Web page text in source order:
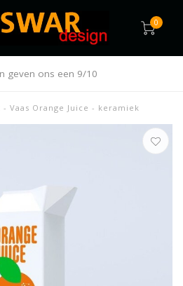
0
geven ons een 9/10
Vaas Orange Juice - keramiek